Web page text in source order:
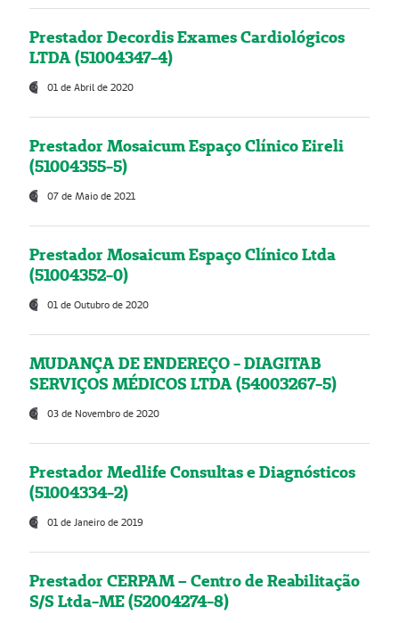
Prestador Decordis Exames Cardiológicos
LTDA (51004347-4)
01 de Abril de 2020
Prestador Mosaicum Espaço Clínico Eireli
(51004355-5)
07 de Maio de 2021
Prestador Mosaicum Espaço Clínico Ltda
(51004352-0)
01 de Outubro de 2020
MUDANÇA DE ENDEREÇO - DIAGITAB
SERVIÇOS MÉDICOS LTDA (54003267-5)
03 de Novembro de 2020
Prestador Medlife Consultas e Diagnósticos
(51004334-2)
01 de Janeiro de 2019
Prestador CERPAM – Centro de Reabilitação
S/S Ltda-ME (52004274-8)